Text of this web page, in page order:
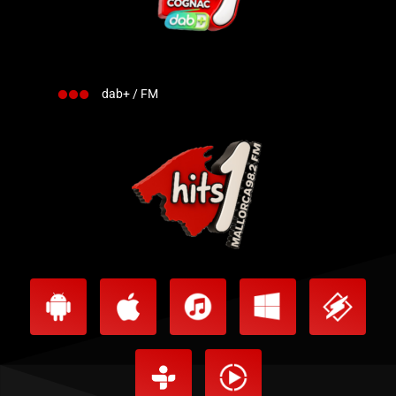
dab+ / FM